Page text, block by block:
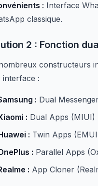
: Interface
classique.
2 : Fonction
constructeurs
interface :
: Dual
: Dual Apps (MIUI)
: Twin Apps
: Parallel Apps
: App Cloner